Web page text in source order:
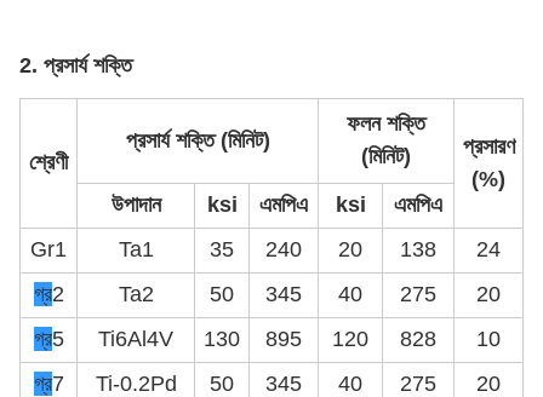
2. প্রসার্য শক্তি
শ্রেণী
প্রসার্য শক্তি (মিনিট)
ফলন শক্তি
(মিনিট)
প্রসারণ
(%)
উপাদান
ksi এমপিএ ksi
এমপিএ
Gr1
Ta1 35 240 20 138
24
গ্র2 Ta2 50 345 40 275
20
গ্র5 Ti6Al4V 130 895 120 828
10
গ্র7 Ti-0.2Pd 50 345 40 275 20